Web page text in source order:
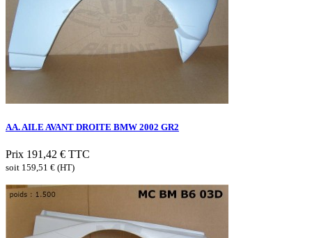
AA. AILE AVANT DROITE BMW 2002 GR2
Prix 191,42 € TTC
soit 159,51 € (HT)